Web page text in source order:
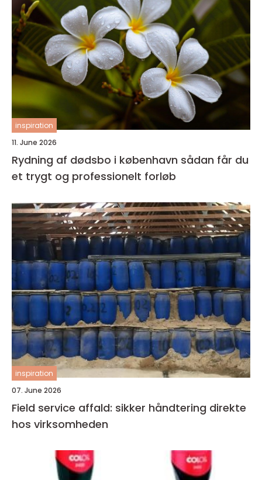
inspiration
11. June 2026
Rydning af dødsbo i københavn sådan får du
et trygt og professionelt forløb
inspiration
07. June 2026
Field service affald: sikker håndtering direkte
hos virksomheden